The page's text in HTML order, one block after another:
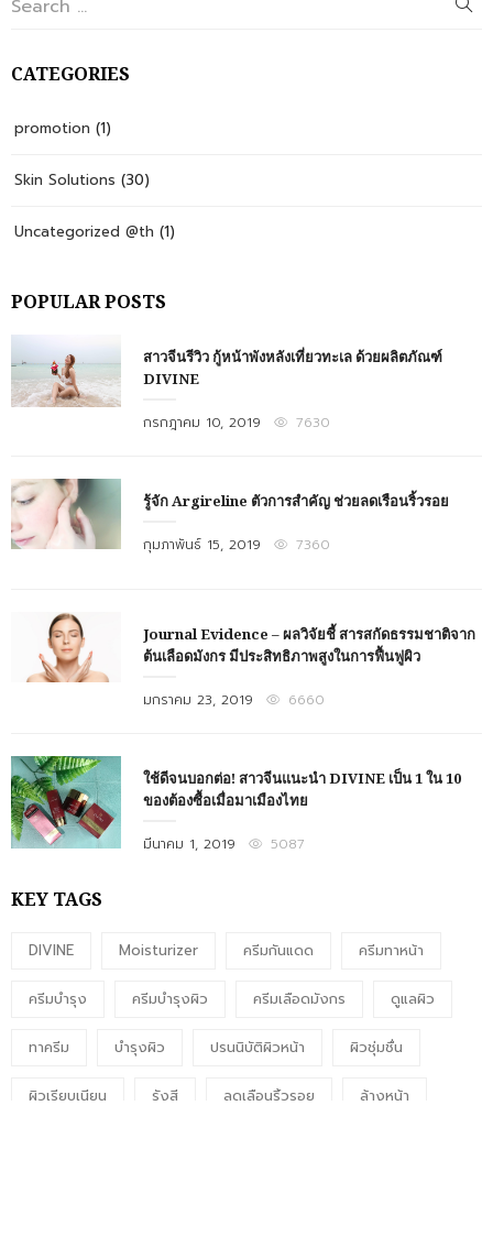
CATEGORIES
promotion (1)
Skin Solutions (30)
Uncategorized @th (1)
POPULAR POSTS
สาวจีนรีวิว กู้หน้าพังหลังเที่ยวทะเล ด้วยผลิตภัณฑ์
DIVINE
Posted
กรกฎาคม 10, 2019 7630
รู้จัก Argireline ตัวการสำคัญ ช่วยลดเรือนริ้วรอย
Posted
กุมภาพันธ์ 15, 2019 7360
Journal Evidence – ผลวิจัยชี้ สารสกัดธรรมชาติจาก
ต้นเลือดมังกร มีประสิทธิภาพสูงในการฟื้นฟูผิว
Posted
มกราคม 23, 2019 6660
ใช้ดีจนบอกต่อ! สาวจีนแนะนำ DIVINE เป็น 1 ใน 10
ของต้องซื้อเมื่อมาเมืองไทย
Posted
มีนาคม 1, 2019 5087
KEY TAGS
DIVINE Moisturizer ครีมกันแดด ครีมทาหน้า
ครีมบำรุง ครีมบำรุงผิว ครีมเลือดมังกร ดูแลผิว
ทาครีม บำรุงผิว ปรนนิบัติผิวหน้า ผิวชุ่มชื่น
ผิวเรียบเนียน รังสี ลดเลือนริ้วรอย ล้างหน้า